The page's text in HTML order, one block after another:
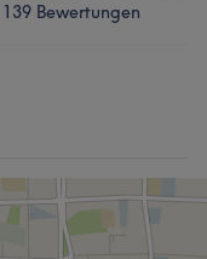
139 Bewertungen